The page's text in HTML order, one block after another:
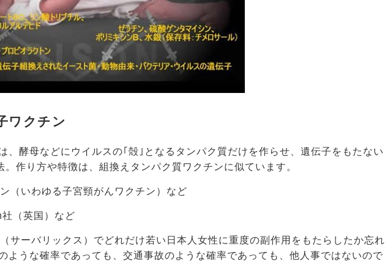
ワクチン
、酵母などにウイルスの｢殻｣となるタンパク質だけを作らせ、遺伝子をもたない
。作り方や特徴は、組換えタンパク質ワクチンに似ています。
（いわゆる子宮頸がんワクチン）など
（英国）など
サーバリックス）でどれだけ若い日本人女性に重度の副作用をもたらしたか忘れ
ような確率であっても、交通事故のような確率であっても、他人事ではないので